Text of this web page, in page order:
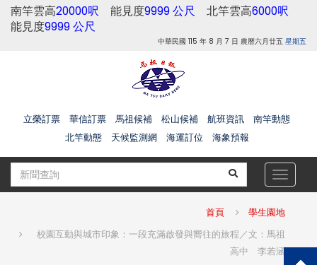
南竿雲高20000呎 能見度9999 公尺 北竿雲高6000呎
能見度9999 公尺
中華民國 115 年 8 月 7 日 農曆六月廿五 星期五
立榮訂票 華信訂票 馬祖候補 松山候補 航班資訊
南竿動態
北竿動態
天候監測網 海運訂位 海象預報
Toggle
首頁 學生園地
校園互動與城市印象：一段充滿啟發與嚮往的旅程／文：馬祖
高中 李若涵